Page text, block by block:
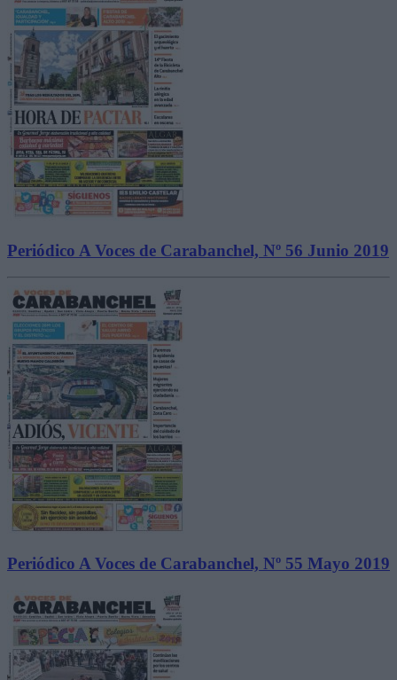
Periódico A Voces de Carabanchel, Nº 56 Junio 2019
Periódico A Voces de Carabanchel, Nº 55 Mayo 2019